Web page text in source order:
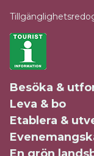
Besöka &
Leva & bo
Etablera &